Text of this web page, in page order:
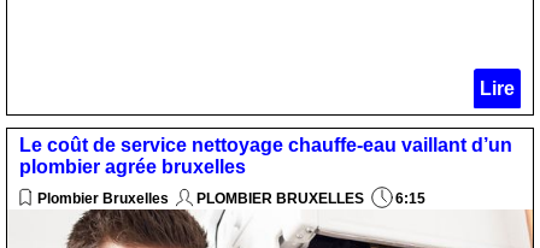
Lire
Le coût de service nettoyage chauffe-eau vaillant d’un
plombier agrée bruxelles
Plombier Bruxelles PLOMBIER BRUXELLES 6:15